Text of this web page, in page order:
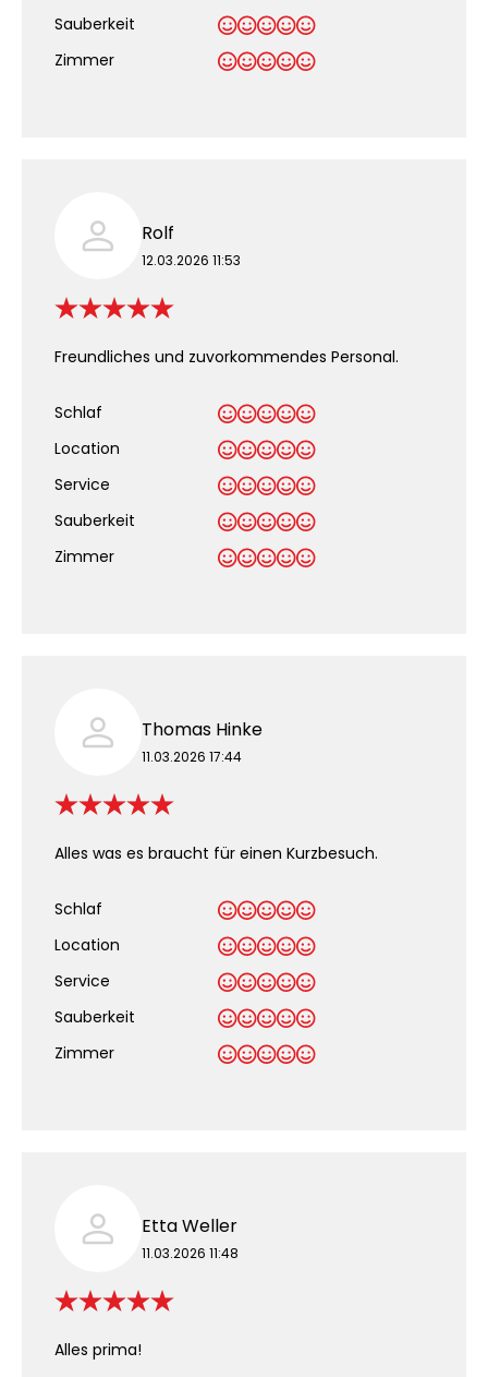
Sauberkeit
Zimmer
Rolf
12.03.2026 11:53
Freundliches und zuvorkommendes Personal.
Schlaf
Location
Service
Sauberkeit
Zimmer
Thomas Hinke
11.03.2026 17:44
Alles was es braucht für einen Kurzbesuch.
Schlaf
Location
Service
Sauberkeit
Zimmer
Etta Weller
11.03.2026 11:48
Alles prima!